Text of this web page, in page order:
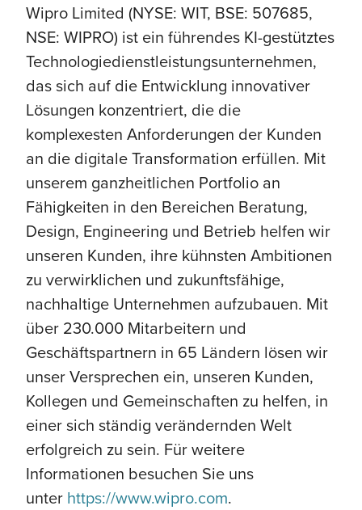
Wipro Limited (NYSE: WIT, BSE: 507685,
NSE: WIPRO) ist ein führendes KI-gestütztes
Technologiedienstleistungsunternehmen,
das sich auf die Entwicklung innovativer
Lösungen konzentriert, die die
komplexesten Anforderungen der Kunden
an die digitale Transformation erfüllen. Mit
unserem ganzheitlichen Portfolio an
Fähigkeiten in den Bereichen Beratung,
Design, Engineering und Betrieb helfen wir
unseren Kunden, ihre kühnsten Ambitionen
zu verwirklichen und zukunftsfähige,
nachhaltige Unternehmen aufzubauen. Mit
über 230.000 Mitarbeitern und
Geschäftspartnern in 65 Ländern lösen wir
unser Versprechen ein, unseren Kunden,
Kollegen und Gemeinschaften zu helfen, in
einer sich ständig verändernden Welt
erfolgreich zu sein. Für weitere
Informationen besuchen Sie uns
unter https://www.wipro.com.